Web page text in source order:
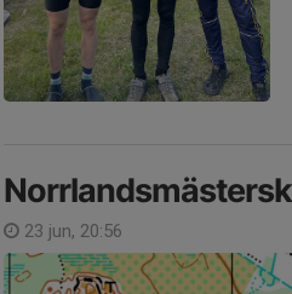
23 jun, 20:56